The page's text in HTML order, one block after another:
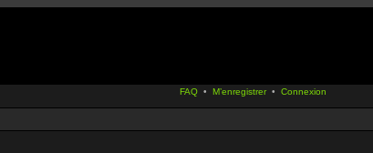
FAQ • M’enregistrer • Connexion